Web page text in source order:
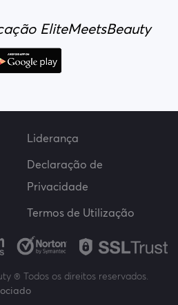
EliteMeetsBeauty
Liderança
Declaração de
Privacidade
Termos de Utilização
® Todos os direitos reservados.